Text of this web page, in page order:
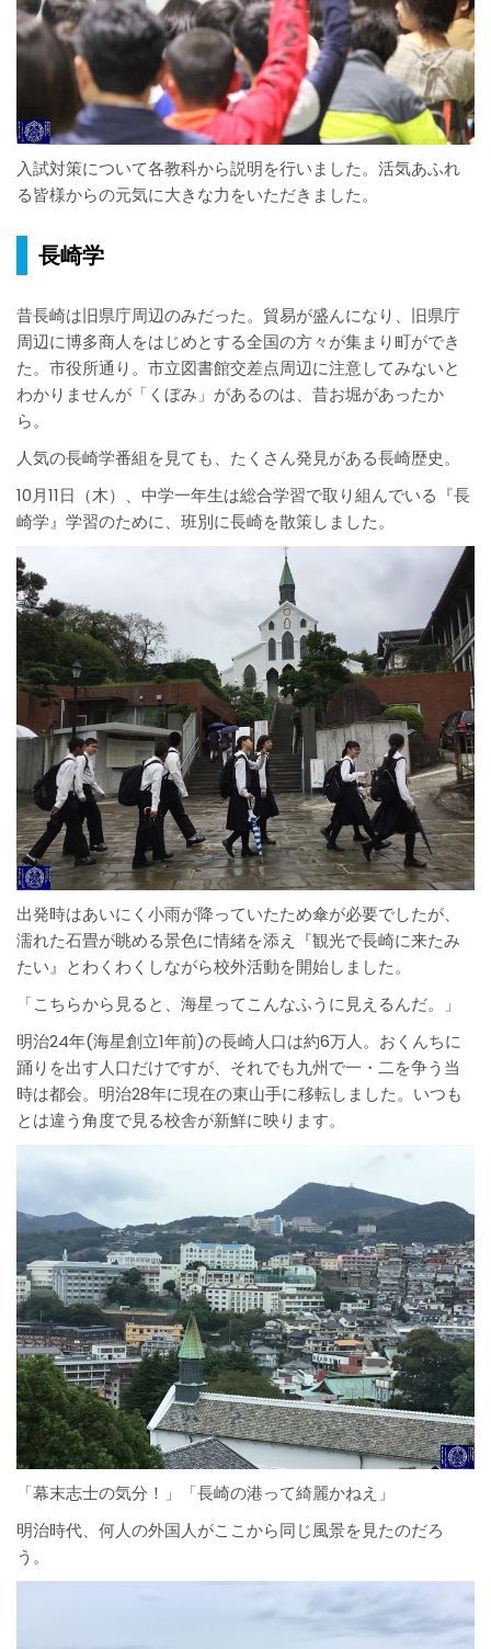
入試対策について各教科から説明を行いました。活気あふれ
る皆様からの元気に大きな力をいただきました。
長崎学
昔長崎は旧県庁周辺のみだった。貿易が盛んになり、旧県庁
周辺に博多商人をはじめとする全国の方々が集まり町ができ
た。市役所通り。市立図書館交差点周辺に注意してみないと
わかりませんが「くぼみ」があるのは、昔お堀があったか
ら。
人気の長崎学番組を見ても、たくさん発見がある長崎歴史。
10月11日（木）、中学一年生は総合学習で取り組んでいる『長
崎学』学習のために、班別に長崎を散策しました。
出発時はあいにく小雨が降っていたため傘が必要でしたが、
濡れた石畳が眺める景色に情緒を添え『観光で長崎に来たみ
たい』とわくわくしながら校外活動を開始しました。
「こちらから見ると、海星ってこんなふうに見えるんだ。」
明治24年(海星創立1年前)の長崎人口は約6万人。おくんちに
踊りを出す人口だけですが、それでも九州で一・二を争う当
時は都会。明治28年に現在の東山手に移転しました。いつも
とは違う角度で見る校舎が新鮮に映ります。
「幕末志士の気分！」「長崎の港って綺麗かねえ」
明治時代、何人の外国人がここから同じ風景を見たのだろ
う。